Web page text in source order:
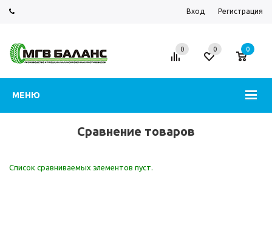
Вход Регистрация
МЕНЮ
0 0 0
Сравнение товаров
Список сравниваемых элементов пуст.